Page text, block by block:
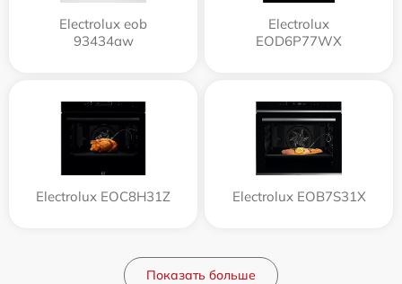
Electrolux eob
93434aw
Electrolux
EOD6P77WX
Electrolux EOC8H31Z Electrolux EOB7S31X
Показать больше